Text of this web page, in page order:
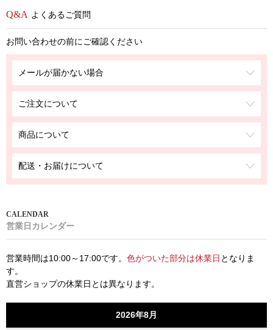
よくあるご質問
お問い合わせの前にご確認ください
メールが届かない場合
ご注文について
商品について
配送・お届けについて
営業日カレンダー
営業時間は10:00～17:00です。 色がついた部分は休業日 となりま
す。
直営ショップの休業日とは異なります。
2026年8月